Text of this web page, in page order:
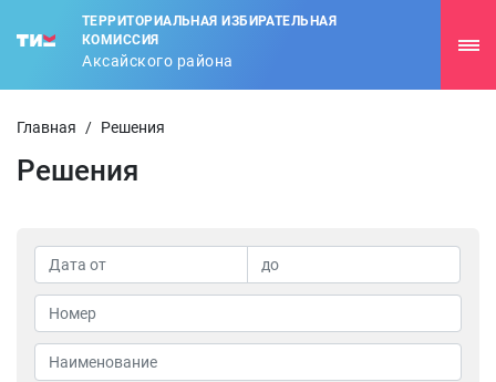
ТЕРРИТОРИАЛЬНАЯ ИЗБИРАТЕЛЬНАЯ
КОМИССИЯ
Аксайского района
Главная / Решения
Решения